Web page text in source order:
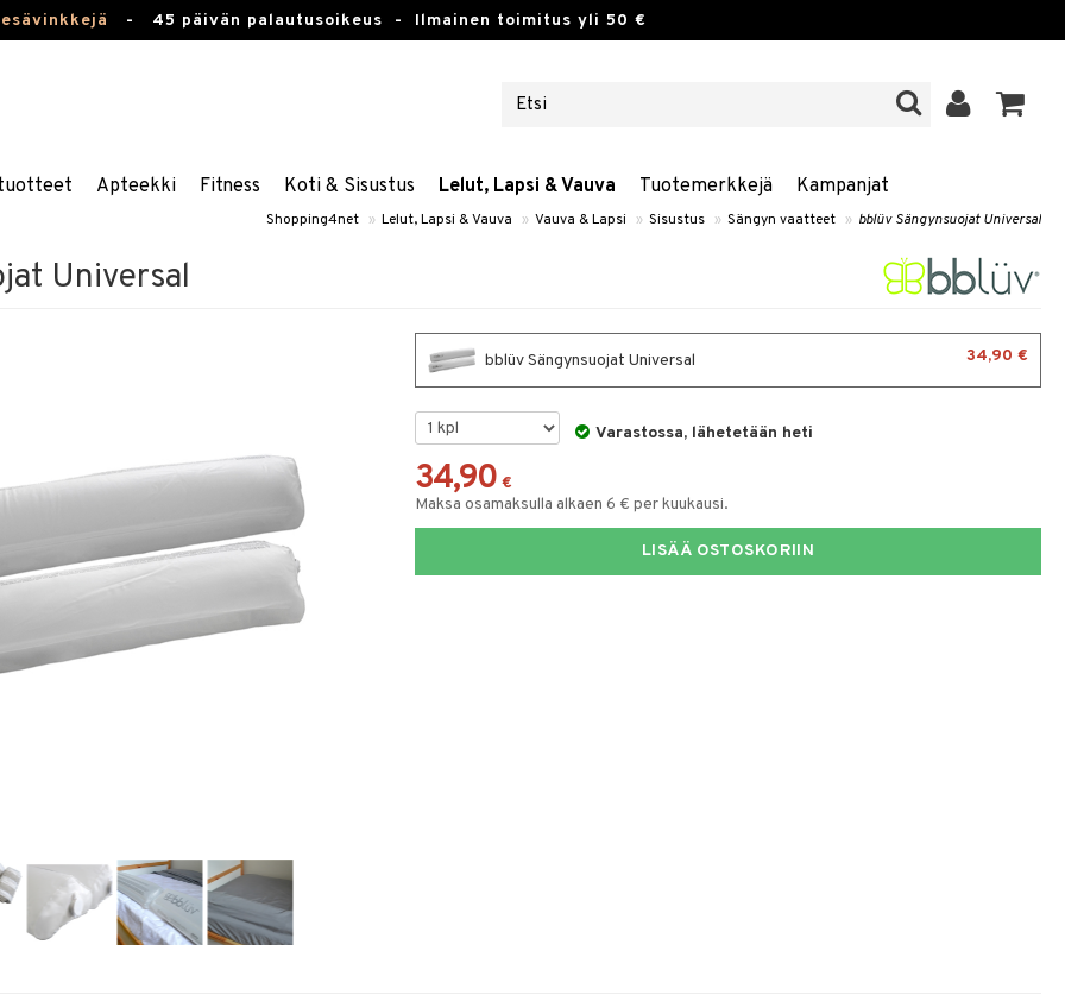
- 45 päivän palautusoikeus - Ilmainen toimitus yli 50 €
Apteekki Fitness Koti & Sisustus Lelut, Lapsi & Vauva Tuotemerkkejä Kampanjat
Shopping4net » Lelut, Lapsi & Vauva » Vauva & Lapsi » Sisustus » Sängyn vaatteet » bblüv Sängynsuojat Universal
Universal
bblüv Sängynsuojat Universal 34,90 €
Varastossa, lähetetään heti
34,90 €
Maksa osamaksulla alkaen 6 € per kuukausi.
LISÄÄ OSTOSKORIIN